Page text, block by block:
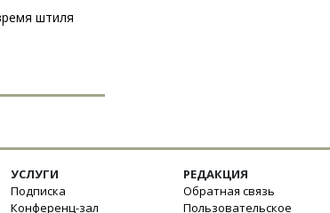
штиля
УСЛУГИ
Подписка
Конференц-зал
РЕДАКЦИЯ
Обратная связь
Пользовательское